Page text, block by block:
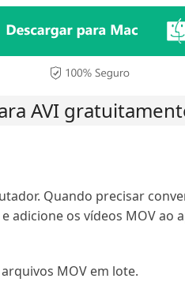
AVI
Quando precisar
os vídeos MOV ao
MOV em lote.